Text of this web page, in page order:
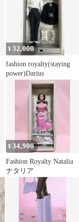
¥32,000
fashion royalty(staying
power)Darius
¥34,900
Fashion Royalty Natalia
ナタリア